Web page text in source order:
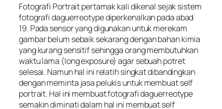
Fotografi Portrait pertamak kali dikenal sejak sistem
fotografidaguerreotypediperkenalkan pada abad
19. Pada sensor yang digunakan untuk merekam
gambar belum sebaik sekarang dengan bahan kimia
yang kurang sensitif sehingga orang membutuhkan
waktu lama (long exposure) agar sebuah potret
selesai. Namun hal ini relatih singkat dibandingkan
dengan meminta jasa pelukis untuk membuat self
portrait. Hal ini membuat fotografidaguerreotype
semakin diminati dalam hal ini membuat self